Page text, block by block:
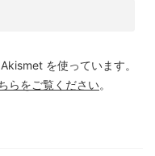
を使っています。
らをご覧ください。